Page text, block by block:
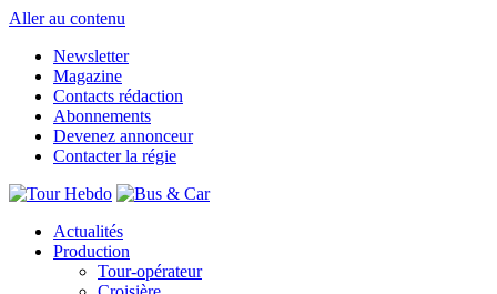
Aller au contenu
Newsletter
Magazine
Contacts rédaction
Abonnements
Devenez annonceur
Contacter la régie
Actualités
Production
Tour-opérateur